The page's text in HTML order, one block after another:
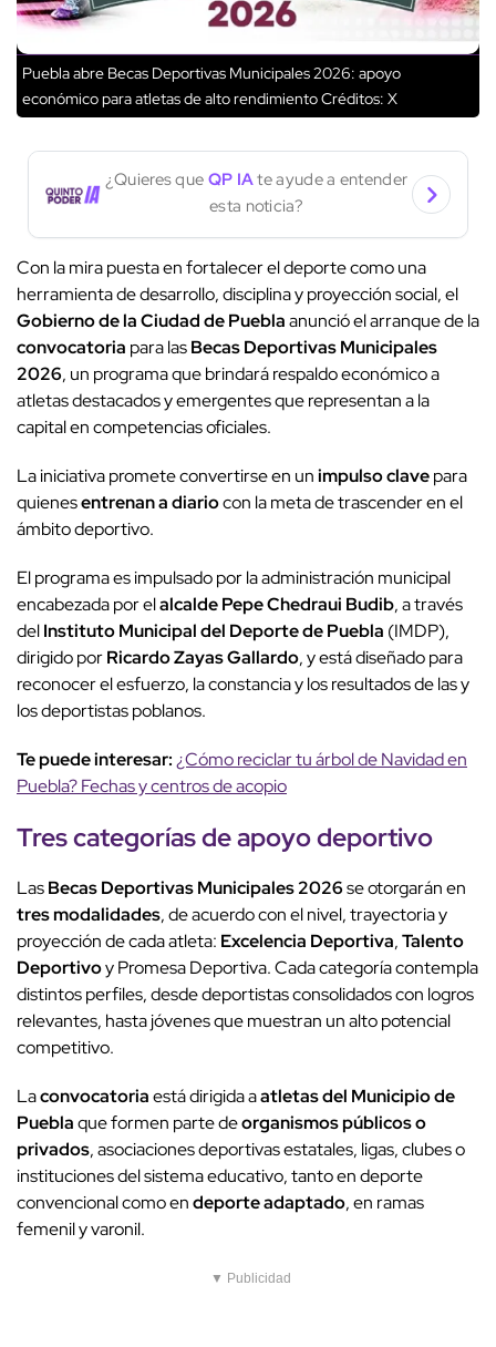
Puebla abre Becas Deportivas Municipales 2026: apoyo
económico para atletas de alto rendimientoCréditos: X
¿Quieres que QP IAte ayude a entender
esta noticia?
Con la mira puesta en fortalecer el deporte como una
herramienta de desarrollo, disciplina y proyección social, el
Gobierno de la Ciudad de Pueblaanunció el arranque de la
convocatoria para lasBecas Deportivas Municipales
2026, un programa que brindará respaldo económico a
atletas destacados y emergentes que representan a la
capital en competencias oficiales.
La iniciativa promete convertirse en unimpulso clavepara
quienesentrenan a diariocon la meta de trascender en el
ámbito deportivo.
El programa es impulsado por la administración municipal
encabezada por elalcalde Pepe Chedraui Budib, a través
delInstituto Municipal del Deporte de Puebla (IMDP),
dirigido porRicardo Zayas Gallardo, y está diseñado para
reconocer el esfuerzo, la constancia y los resultados de las y
los deportistas poblanos.
Te puede interesar:¿Cómo reciclar tu árbol de Navidad en
Puebla? Fechas y centros de acopio
Tres categorías de apoyo deportivo
LasBecas Deportivas Municipales 2026se otorgarán en
tres modalidades, de acuerdo con el nivel, trayectoria y
proyección de cada atleta: Excelencia Deportiva,Talento
Deportivoy Promesa Deportiva. Cada categoría contempla
distintos perfiles, desde deportistas consolidados con logros
relevantes, hasta jóvenes que muestran un alto potencial
competitivo.
Laconvocatoriaestá dirigida aatletas del Municipio de
Pueblaque formen parte deorganismos públicos o
privados, asociaciones deportivas estatales, ligas, clubes o
instituciones del sistema educativo, tanto en deporte
convencional como endeporte adaptado, en ramas
femenil y varonil.
▼ Publicidad